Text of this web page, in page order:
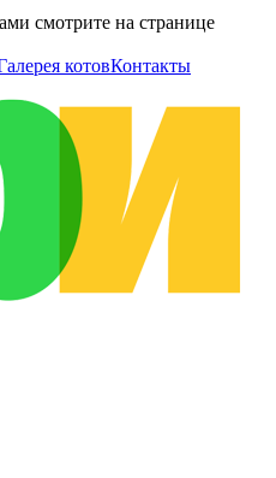
смотрите на странице
котовКонтакты